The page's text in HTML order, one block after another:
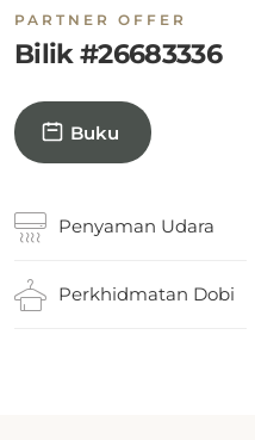
PARTNER OFFER
Bilik #26683336
Buku
Penyaman Udara
Perkhidmatan Dobi